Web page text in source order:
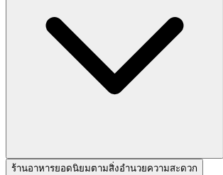
ร้านอาหารยอดนิยมตามสิ่งอำนวยความสะดวก